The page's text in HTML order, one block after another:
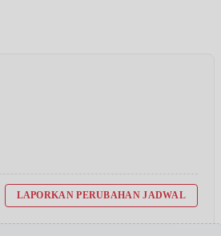
LAPORKAN PERUBAHAN JADWAL